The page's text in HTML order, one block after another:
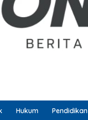
Hukum Pendidikan